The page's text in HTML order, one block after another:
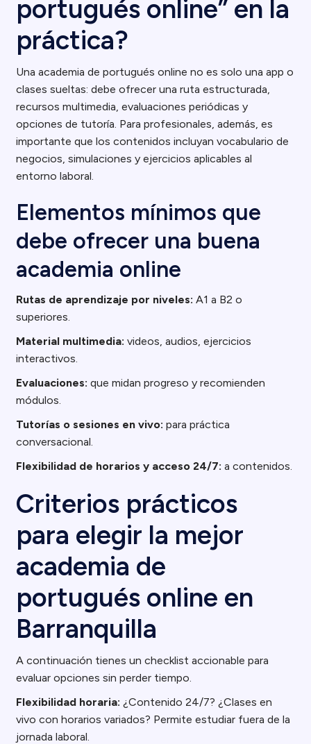
portugués online” en la
práctica?
Una academia de portugués online no es solo una app o
clases sueltas: debe ofrecer una ruta estructurada,
recursos multimedia, evaluaciones periódicas y
opciones de tutoría. Para profesionales, además, es
importante que los contenidos incluyan vocabulario de
negocios, simulaciones y ejercicios aplicables al
entorno laboral.
Elementos mínimos que
debe ofrecer una buena
academia online
Rutas de aprendizaje por niveles: A1 a B2 o
superiores.
Material multimedia: videos, audios, ejercicios
interactivos.
Evaluaciones: que midan progreso y recomienden
módulos.
Tutorías o sesiones en vivo: para práctica
conversacional.
Flexibilidad de horarios y acceso 24/7: a contenidos.
Criterios prácticos
para elegir la mejor
academia de
portugués online en
Barranquilla
A continuación tienes un checklist accionable para
evaluar opciones sin perder tiempo.
Flexibilidad horaria: ¿Contenido 24/7? ¿Clases en
vivo con horarios variados? Permite estudiar fuera de la
jornada laboral.